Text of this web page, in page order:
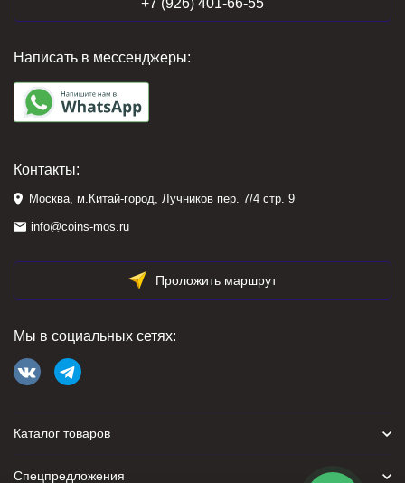
+7 (926) 401-66-55
Написать в мессенджеры:
Контакты:
Москва, м.Китай-город, Лучников пер. 7/4 стр. 9
info@coins-mos.ru
Проложить маршрут
Мы в социальных сетях:
Каталог товаров
Спецпредложения